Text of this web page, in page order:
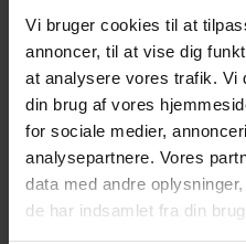
Vi bruger cookies til at
annoncer, til at vise dig
at analysere vores trafik. Vi
din brug af vores
for sociale medier,
analysepartnere. Vores
data med andre
de har indsamlet fra din